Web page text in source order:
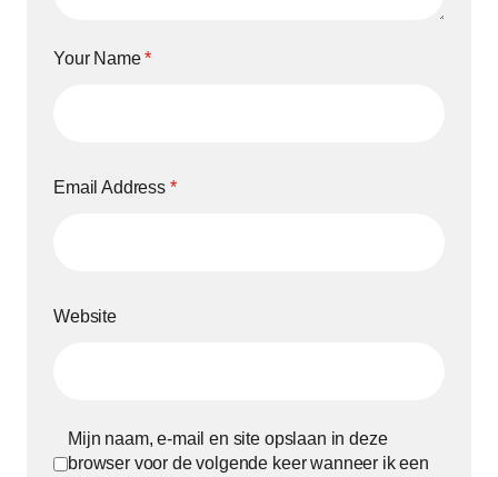
Your Name*
Email Address *
Website
Mijn naam, e-mail en site opslaan in deze
browser voor de volgende keer wanneer ik een